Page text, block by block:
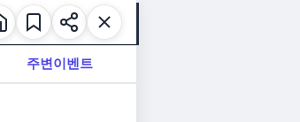
주변이벤트